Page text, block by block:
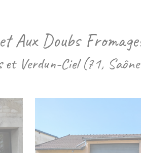
Aux Doubs
Verdun-Ciel (71,